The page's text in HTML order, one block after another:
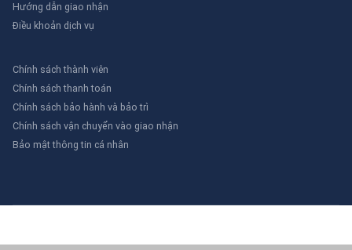
Hướng dẫn giao nhận
Điều khoản dịch vụ
Chính sách thành viên
Chính sách thanh toán
Chính sách bảo hành và bảo trì
Chính sách vận chuyển vào giao nhận
Bảo mật thông tin cá nhân